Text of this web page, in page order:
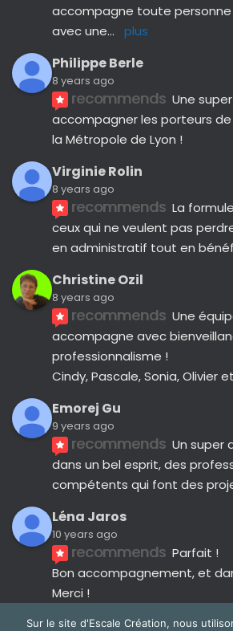
accompagne toute
avec une... plus
Philippe Berle
8 years ago
recommends Une
accompagner les porteurs
la Métropole de Lyon !
Virginie Rolin
8 years ago
recommends La
ceux qui ne veulent pas
en administratif tout en
Christine Ozil
8 years ago
recommends Une
accompagne avec
professionnalisme !
Cindy, Pascale, Sonia, Olivier et
Emorej Gu
9 years ago
recommends Un super
dans un bel esprit, des
compétents qui font des
Léna Jaros
10 years ago
recommends Parfait !
Bon accompagnement, et
Merci !
Avis suivants
Sur le site d'Escale Création, nous